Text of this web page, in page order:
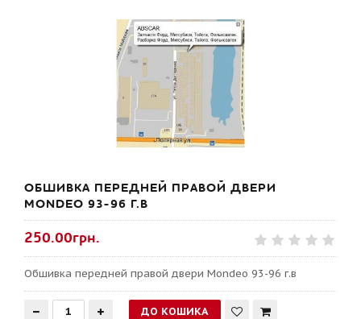
ОБШИВКА ПЕРЕДНЕЙ ПРАВОЙ ДВЕРИ
MONDEO 93-96 Г.В
250.00грн.
Обшивка передней правой двери Mondeo 93-96 г.в